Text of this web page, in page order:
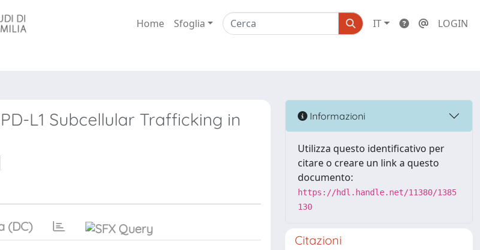
Home Sfoglia IT LOGIN
L1 Subcellular Trafficking in
(DC)
Informazioni
Utilizza questo identificativo per
citare o creare un link a questo
documento:
https://hdl.handle.net/11380/1385
130
Citazioni